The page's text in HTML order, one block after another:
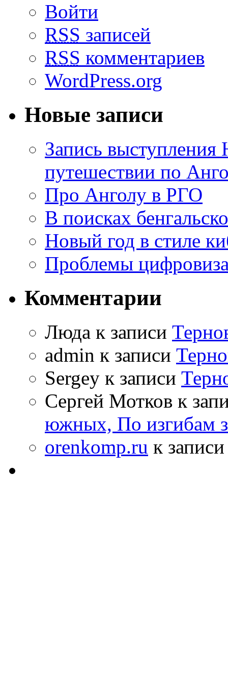
Войти
RSS записей
RSS комментариев
WordPress.org
Новые записи
Запись
путешествии по
Про Анголу в РГО
В поисках
Новый год в стиле
Проблемы
Комментарии
Люда к записи
admin к записи
Sergey к записи
Сергей Мотков к
южных, По изгибам
orenkomp.ru к